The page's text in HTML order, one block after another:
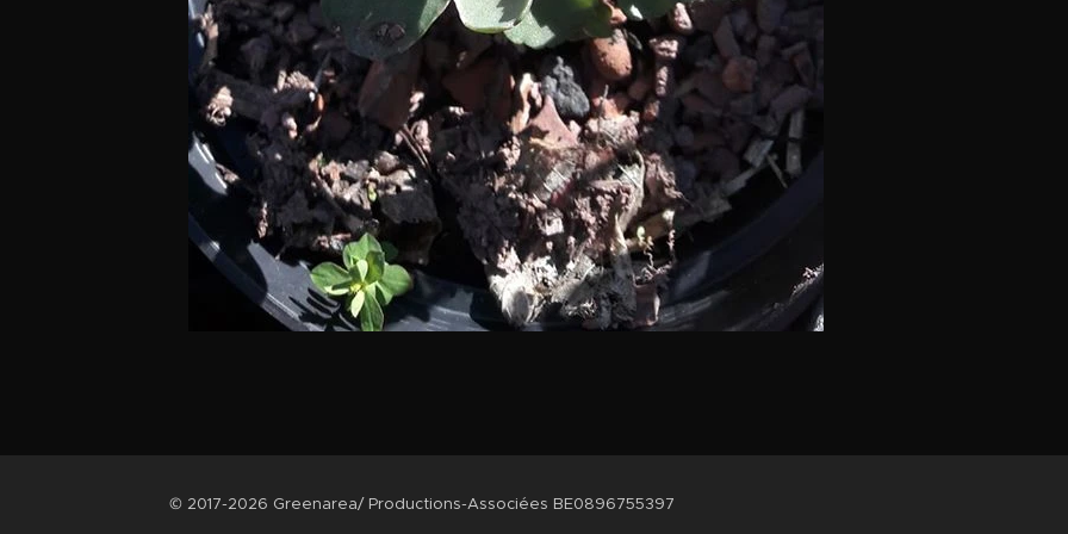
© 2017-2026 Greenarea/ Productions-Associées BE0896755397